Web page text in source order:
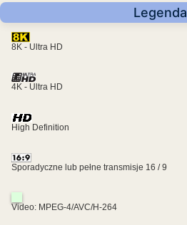
Legenda
8K - Ultra HD
4K - Ultra HD
High Definition
Sporadyczne lub pełne transmisje 16 / 9
Video: MPEG-4/AVC/H-264